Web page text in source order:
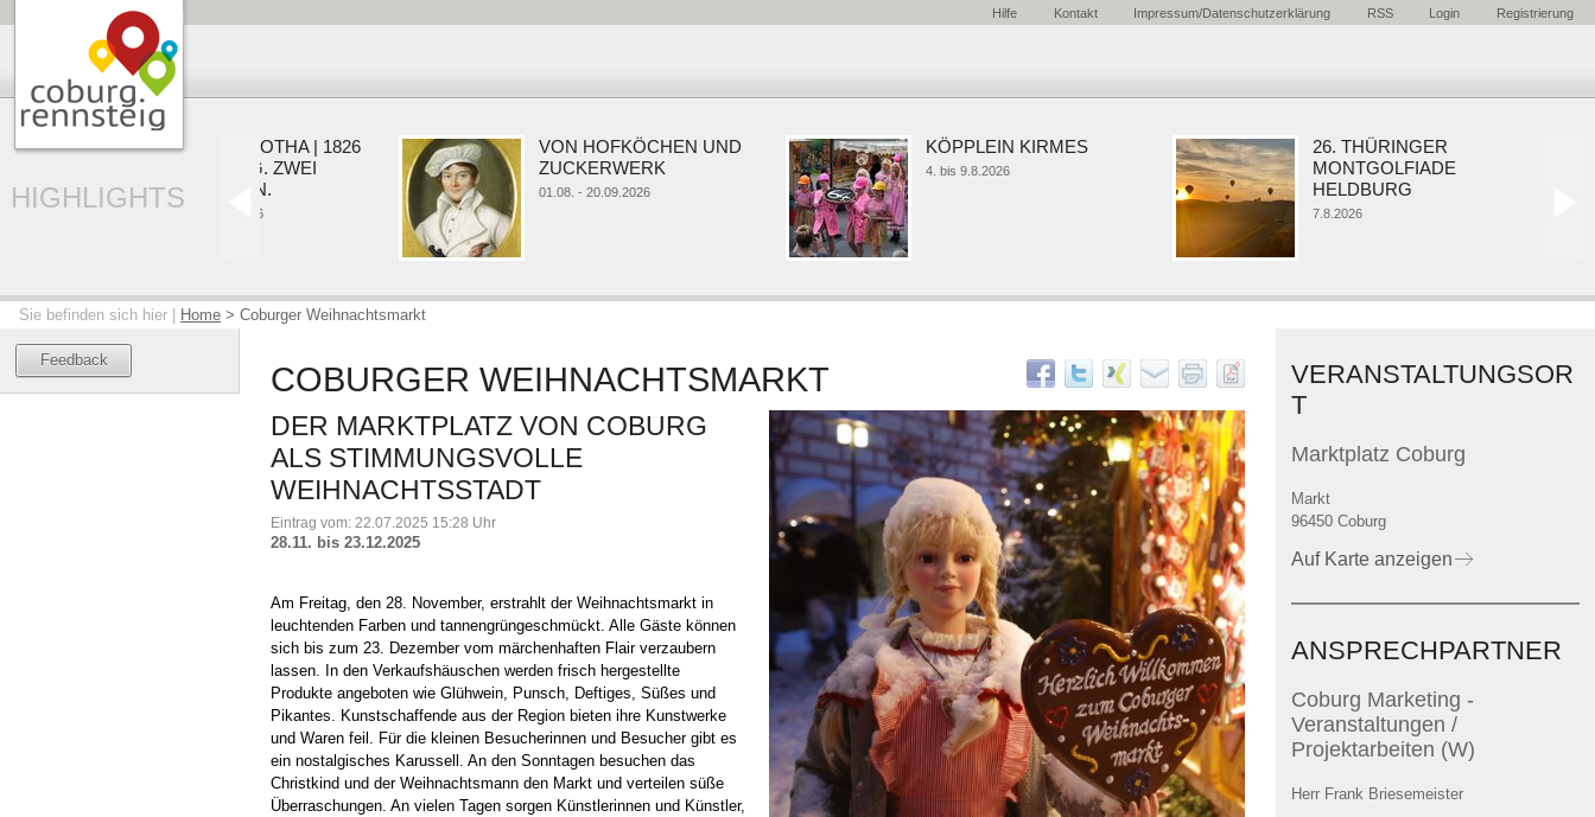
Hilfe Kontakt Impressum/Datenschutzerklärung RSS Login Registrierung
HIGHLIGHTS
COBURG | GOTHA | 1826
EIN HERZOG. ZWEI
RESIDENZEN.
VON HOFKÖCHEN UND
ZUCKERWERK
01.08. - 20.09.2026
KÖPPLEIN KIRMES
4. bis 9.8.2026
26. THÜRINGER
MONTGOLFIADE
HELDBURG
7.8.2026
Sie befinden sich hier | Home > Coburger Weihnachtsmarkt
VERANSTALTUNGSOR
T
Marktplatz Coburg
Markt
96450 Coburg
Auf Karte anzeigen
ANSPRECHPARTNER
Coburg Marketing -
Veranstaltungen /
Projektarbeiten (W)
Herr Frank Briesemeister
Feedback COBURGER WEIHNACHTSMARKT
DER MARKTPLATZ VON COBURG
ALS STIMMUNGSVOLLE
WEIHNACHTSSTADT
Eintrag vom: 22.07.2025 15:28 Uhr
28.11. bis 23.12.2025
Am Freitag, den 28. November, erstrahlt der Weihnachtsmarkt in
leuchtenden Farben und tannengrüngeschmückt. Alle Gäste können
sich bis zum 23. Dezember vom märchenhaften Flair verzaubern
lassen. In den Verkaufshäuschen werden frisch hergestellte
Produkte angeboten wie Glühwein, Punsch, Deftiges, Süßes und
Pikantes. Kunstschaffende aus der Region bieten ihre Kunstwerke
und Waren feil. Für die kleinen Besucherinnen und Besucher gibt es
ein nostalgisches Karussell. An den Sonntagen besuchen das
Christkind und der Weihnachtsmann den Markt und verteilen süße
Überraschungen. An vielen Tagen sorgen Künstlerinnen und Künstler,